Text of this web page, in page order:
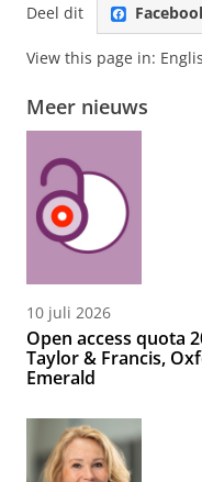
Deel dit
View this page in:
Meer nieuws
10 juli 2026
Open access quota
Taylor & Francis,
Emerald